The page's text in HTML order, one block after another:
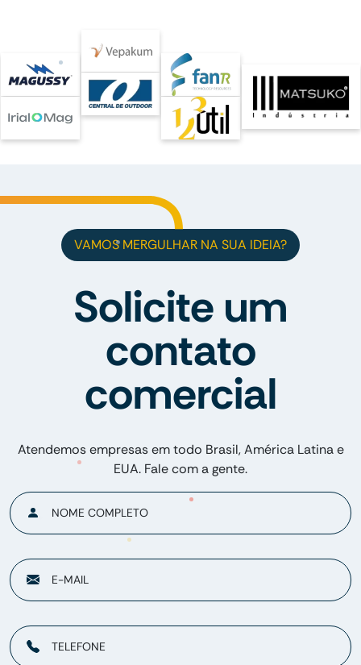
VAMOS MERGULHAR NA SUA IDEIA?
Solicite um
contato
comercial
Atendemos empresas em todo Brasil, América Latina e
EUA. Fale com a gente.
NOME COMPLETO
E-MAIL
TELEFONE